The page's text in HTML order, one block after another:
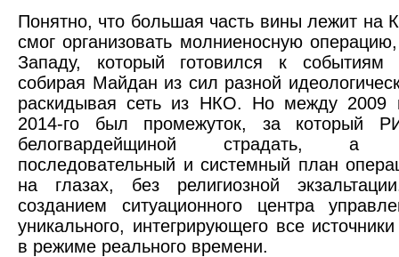
Понятно, что большая часть вины лежит на
смог организовать молниеносную
Западу, который готовился к событиям
собирая Майдан из сил разной
раскидывая сеть из НКО. Но между 2009
2014-го был промежуток, за который
белогвардейщиной страдать, а
последовательный и системный план
на глазах, без религиозной
созданием ситуационного центра
уникального, интегрирующего все
в режиме реального времени.